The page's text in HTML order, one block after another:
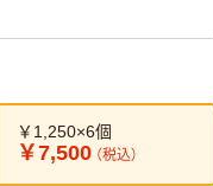
￥1,250×6個
￥7,500 （税込）